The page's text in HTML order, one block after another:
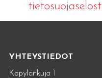
YHTEYSTIEDOT
Käpylänkuja 1